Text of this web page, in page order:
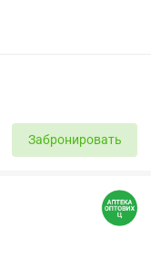
Забронировать